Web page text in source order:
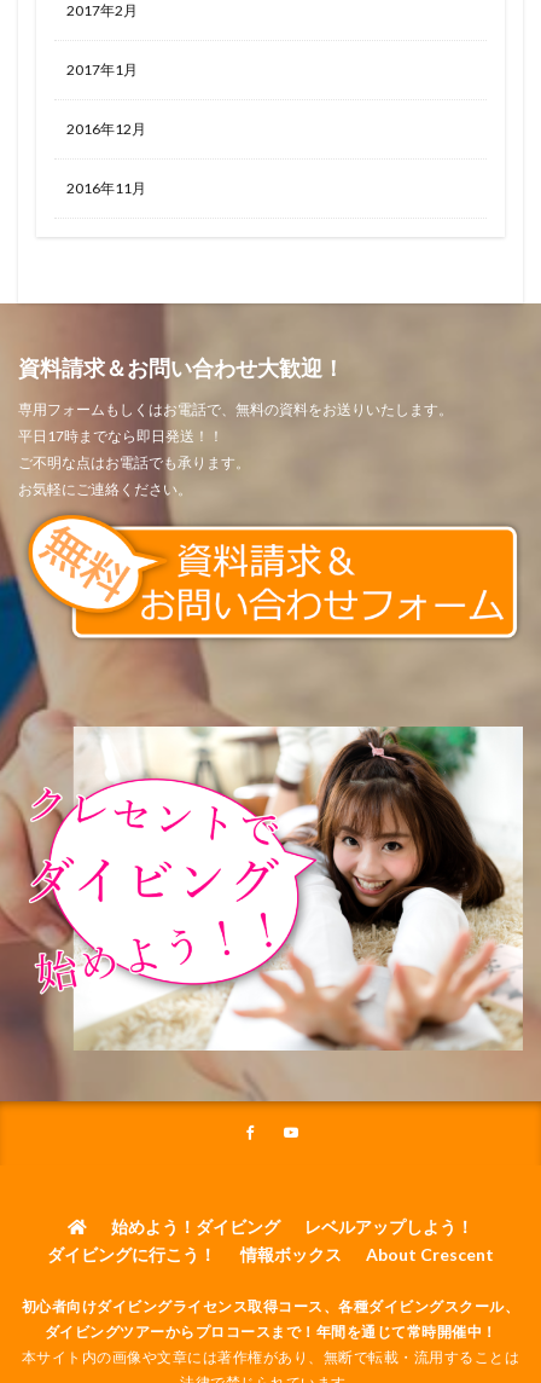
2017年2月
2017年1月
2016年12月
2016年11月
資料請求＆お問い合わせ大歓迎！
専用フォームもしくはお電話で、無料の資料をお送りいたします。
平日17時までなら即日発送！！
ご不明な点はお電話でも承ります。
お気軽にご連絡ください。
始めよう！ダイビング
レベルアップしよう！
ダイビングに行こう！
情報ボックス About Crescent
初心者向けダイビングライセンス取得コース、各種ダイビングスクール、
ダイビングツアーからプロコースまで！年間を通じて常時開催中！
本サイト内の画像や文章には著作権があり、無断で転載・流用することは